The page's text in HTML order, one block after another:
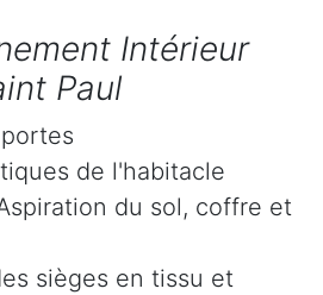
Intérieur
Paul
de l'habitacle
du sol, coffre et
sièges en tissu et